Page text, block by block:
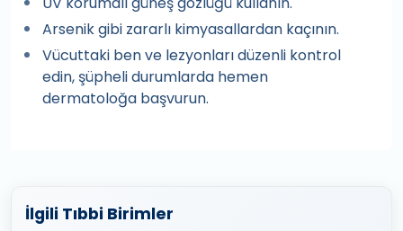
Arsenik gibi zararlı kimyasallardan kaçının.
Vücuttaki ben ve lezyonları düzenli kontrol
edin, şüpheli durumlarda hemen
dermatoloğa başvurun.
İlgili Tıbbi Birimler